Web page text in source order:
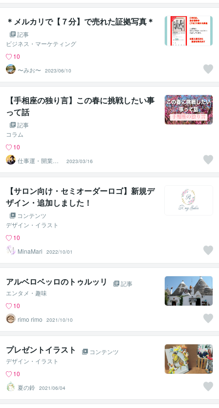
＊メルカリで【７分】で売れた証拠写真＊
記事
ビジネス・マーケティング
10
〜みお〜
2023/06/10
【手相座の独り言】この春に挑戦したい事
って話
記事
コラム
10
仕事運・開業に
強い占い師⭐︎
2023/03/16
【サロン向け・セミオーダーロゴ】新規デ
ザイン・追加しました！
コンテンツ
デザイン・イラスト
10
MinaMari
2022/10/01
アルベロベッロのトゥルッリ
記事
エンタメ・趣味
10
rimo rimo
2021/10/10
プレゼントイラスト
コンテンツ
デザイン・イラスト
10
夏の鈴 2021/06/04